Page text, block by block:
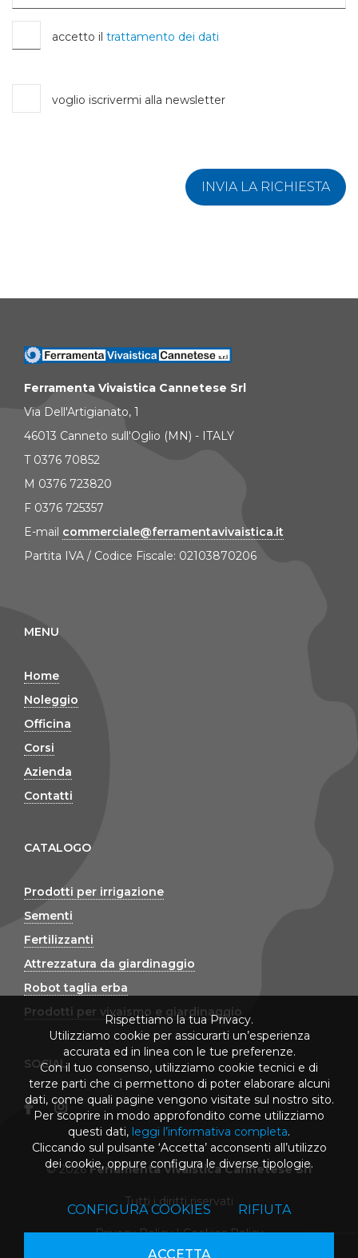
accetto il trattamento dei dati
voglio iscrivermi alla newsletter
INVIA LA RICHIESTA
Ferramenta Vivaistica Cannetese Srl
Via Dell'Artigianato, 1
46013 Canneto sull'Oglio (MN) - ITALY
T 0376 70852
M 0376 723820
F 0376 725357
E-mail commerciale@ferramentavivaistica.it
Partita IVA / Codice Fiscale: 02103870206
MENU
Home
Noleggio
Officina
Corsi
Azienda
Contatti
CATALOGO
Prodotti per irrigazione
Sementi
Fertilizzanti
Attrezzatura da giardinaggio
Robot taglia erba
Prodotti per vivaismo e giardinaggio
SOCIAL
© 2026Ferramenta Vivaistica Cannetese Srl
Tutti i diritti riservati
Privacy Policy|Cookies Policy
Rispettiamo la tua Privacy.
Utilizziamo cookie per assicurarti un’esperienza
accurata ed in linea con le tue preferenze.
Con il tuo consenso, utilizziamo cookie tecnici e di
terze parti che ci permettono di poter elaborare alcuni
dati, come quali pagine vengono visitate sul nostro sito.
Per scoprire in modo approfondito come utilizziamo
questi dati, leggi l’informativa completa.
Cliccando sul pulsante ‘Accetta’ acconsenti all’utilizzo
dei cookie, oppure configura le diverse tipologie.
CONFIGURA COOKIES RIFIUTA
ACCETTA